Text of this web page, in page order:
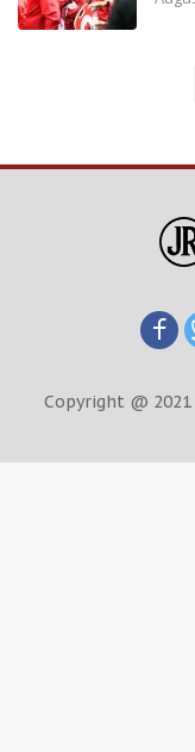
Copyright @